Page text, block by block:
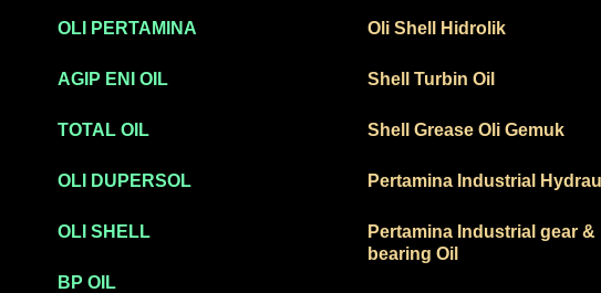
OLI PERTAMINA
AGIP ENI OIL
TOTAL OIL
OLI DUPERSOL
OLI SHELL
BP OIL
Oli Shell Hidrolik
Shell Turbin Oil
Shell Grease Oli Gemuk
Pertamina Industrial
Pertamina Industrial gear &
bearing Oil